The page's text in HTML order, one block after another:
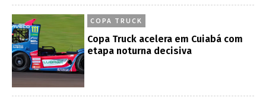
COPA TRUCK
Copa Truck acelera em Cuiabá com
etapa noturna decisiva